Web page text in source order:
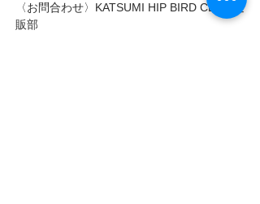
〈お問合わせ〉KATSUMI HIP BIRD CLUB 通
販部